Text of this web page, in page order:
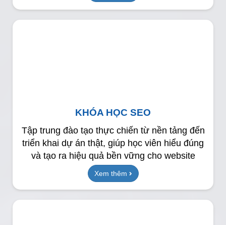
KHÓA HỌC SEO
Tập trung đào tạo thực chiến từ nền tảng đến
triển khai dự án thật, giúp học viên hiểu đúng
và tạo ra hiệu quả bền vững cho website
Xem thêm